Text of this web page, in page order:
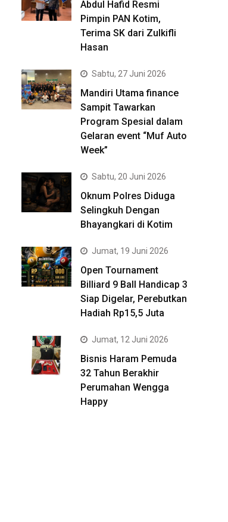
Abdul Hafid Resmi
Pimpin PAN Kotim,
Terima SK dari Zulkifli
Hasan
Sabtu, 27 Juni 2026
Mandiri Utama finance
Sampit Tawarkan
Program Spesial dalam
Gelaran event “Muf Auto
Week”
Sabtu, 20 Juni 2026
Oknum Polres Diduga
Selingkuh Dengan
Bhayangkari di Kotim
Jumat, 19 Juni 2026
Open Tournament
Billiard 9 Ball Handicap 3
Siap Digelar, Perebutkan
Hadiah Rp15,5 Juta
Jumat, 12 Juni 2026
Bisnis Haram Pemuda
32 Tahun Berakhir
Perumahan Wengga
Happy